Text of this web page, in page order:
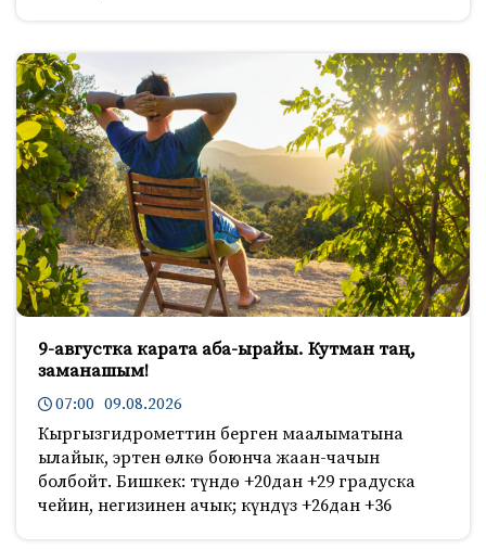
9-августка карата аба-ырайы. Кутман таң,
заманашым!
07:00 09.08.2026
Кыргызгидрометтин берген маалыматына
ылайык, эртен өлкө боюнча жаан-чачын
болбойт. Бишкек: түндө +20дан +29 градуска
чейин, негизинен ачык; күндүз +26дан +36